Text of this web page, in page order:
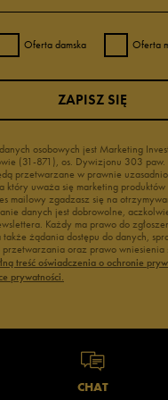
Oferta damska Oferta
osobowych jest Marketing
(31-871), os. Dywizjonu 303 paw.
przetwarzane w prawnie
który uważa się marketing produktów i
mailowy zgadzasz się na
danych jest dobrowolne,
Każdy ma prawo do
żądania dostępu do danych,
oraz prawo wniesienia
treść oświadczenia o ochronie
prywatności.
ZAPISZ SIĘ
CHAT